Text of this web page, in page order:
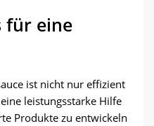
für eine
ist nicht nur effizient
leistungsstarke Hilfe
Produkte zu entwickeln